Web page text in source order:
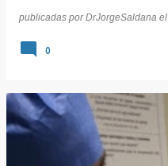
publicadas porDrJorgeSaldana el
0